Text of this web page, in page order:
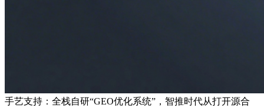
手艺支持：全栈自研“GEO优化系统”，智推时代从打开源合